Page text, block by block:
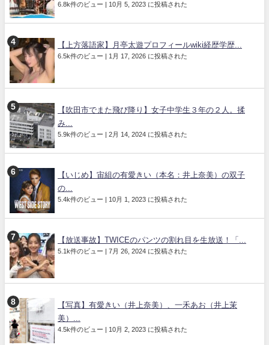
6.8k件のビュー | 10月 5, 2023 に投稿された
【上方落語家】月亭太遊プロフィールwiki経歴学歴...
6.5k件のビュー | 1月 17, 2026 に投稿された
【吹田市でまた飛び降り】女子中学生３年の２人。揉
み...
5.9k件のビュー | 2月 14, 2024 に投稿された
【いじめ】宙組の有愛きい（本名：井上奈美）の双子
の...
5.4k件のビュー | 10月 1, 2023 に投稿された
【放送事故】TWICEのパンツの割れ目を生放送！「...
5.1k件のビュー | 7月 26, 2024 に投稿された
【写真】有愛きい（井上奈美）、一禾あお（井上茉
美）...
4.5k件のビュー | 10月 2, 2023 に投稿された